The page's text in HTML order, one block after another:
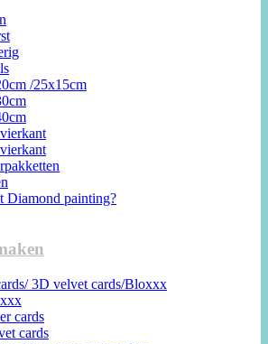
/25x15cm
Diamond painting?
3D velvet cards/Bloxxx
cards
cards